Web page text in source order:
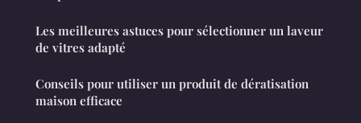
Les meilleures astuces pour sélectionner un laveur
de vitres adapté
Conseils pour utiliser un produit de dératisation
maison efficace